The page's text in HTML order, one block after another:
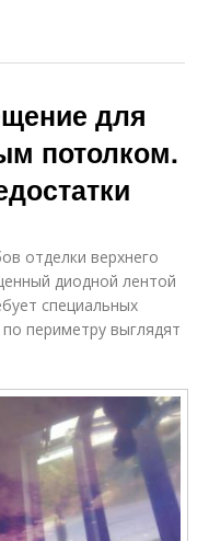
для
потолком.
отделки верхнего
диодной лентой
специальных
периметру выглядят